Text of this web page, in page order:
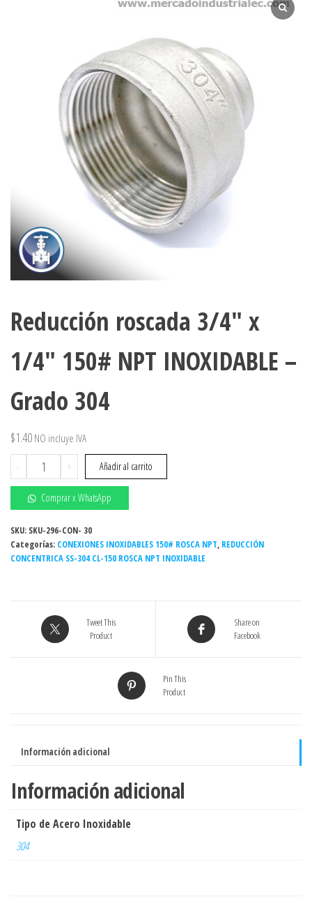
Reducción roscada 3/4″ x
1/4″ 150# NPT INOXIDABLE –
Grado 304
$1.40 NO incluye IVA
-
Reducción
roscada
3/4"
x
1/4"
150#
NPT
Grado
cantidad
+ Añadir al carrito
Comprar x WhatsApp
SKU: SKU-296-CON- 30
Categorías: CONEXIONES INOXIDABLES 150# ROSCA NPT, REDUCCIÓN
CONCENTRICA SS-304 CL-150 ROSCA NPT INOXIDABLE
Tweet This
Product
Share on
Facebook
Pin This
Product
Información adicional
Información adicional
Tipo de Acero Inoxidable
304